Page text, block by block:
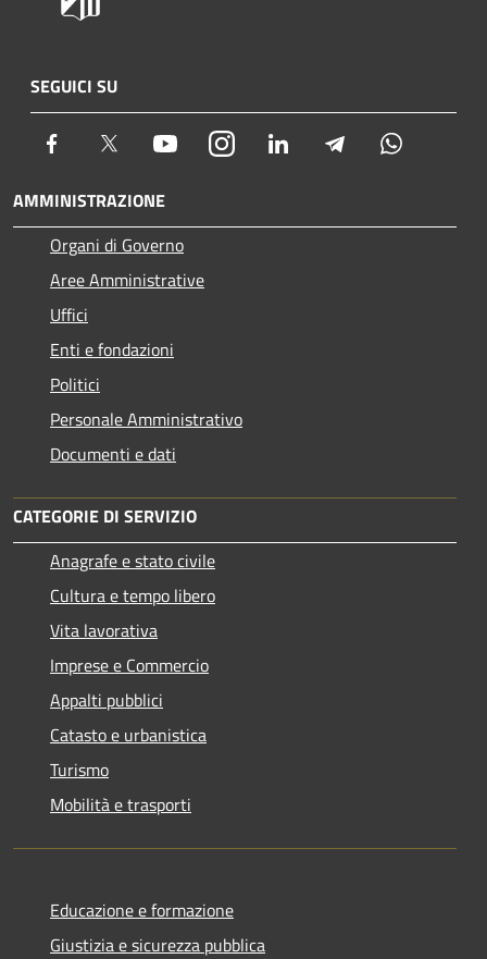
SEGUICI SU
Facebook Twitter YoutubeInstagram LinkedIn Telegram
AMMINISTRAZIONE
Organi di Governo
Aree Amministrative
Uffici
Enti e fondazioni
Politici
Personale Amministrativo
Documenti e dati
CATEGORIE DI SERVIZIO
Anagrafe e stato civile
Cultura e tempo libero
Vita lavorativa
Imprese e Commercio
Appalti pubblici
Catasto e urbanistica
Turismo
Mobilità e trasporti
Educazione e formazione
Giustizia e sicurezza pubblica